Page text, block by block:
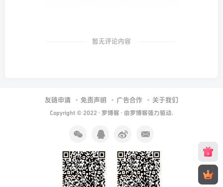
暂无评论内容
友链申请 免责声明 广告合作 关于我们
Copyright © 2022 · 罗博客 · 由罗博客强力驱动.